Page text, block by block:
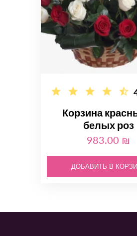
Корзина
белых роз
983.00 ₪
ДОБАВИТЬ В